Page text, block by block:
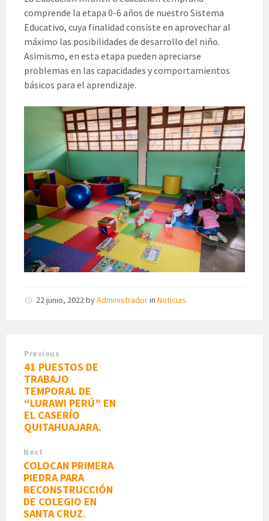
comprende la etapa 0-6 años de nuestro Sistema
Educativo, cuya finalidad consiste en aprovechar al
máximo las posibilidades de desarrollo del niño.
Asimismo, en esta etapa pueden apreciarse
problemas en las capacidades y comportamientos
básicos para el aprendizaje.
22 junio, 2022byAdministradorin Noticias
Previous
41 PUESTOS DE
TRABAJO
TEMPORAL DE
“LURAWI PERÚ” EN
EL CASERÍO
QUITAHUAJARA.
Next
COLOCAN PRIMERA
PIEDRA PARA
RECONSTRUCCIÓN
DE COLEGIO EN
SANTA CRUZ.